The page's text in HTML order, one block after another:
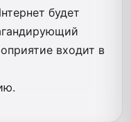
будет
входит в